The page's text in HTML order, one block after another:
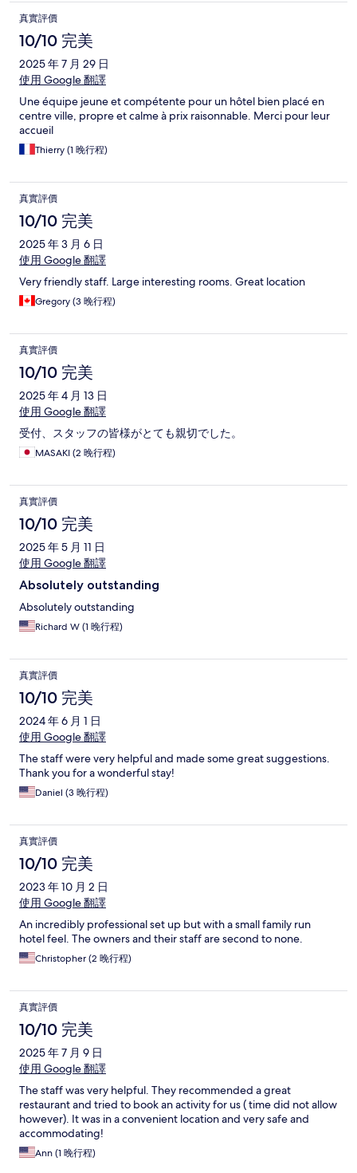
真實評價
10/10 完美
2025 年 7 月 29 日
使用 Google 翻譯
Une équipe jeune et compétente pour un hôtel bien placé en
centre ville, propre et calme à prix raisonnable. Merci pour leur
accueil
Thierry (1 晚行程)
真實評價
10/10 完美
2025 年 3 月 6 日
使用 Google 翻譯
Very friendly staff. Large interesting rooms. Great location
Gregory (3 晚行程)
真實評價
10/10 完美
2025 年 4 月 13 日
使用 Google 翻譯
受付、スタッフの皆様がとても親切でした。
MASAKI (2 晚行程)
真實評價
10/10 完美
2025 年 5 月 11 日
使用 Google 翻譯
Absolutely outstanding
Absolutely outstanding
Richard W (1 晚行程)
真實評價
10/10 完美
2024 年 6 月 1 日
使用 Google 翻譯
The staff were very helpful and made some great suggestions.
Thank you for a wonderful stay!
Daniel (3 晚行程)
真實評價
10/10 完美
2023 年 10 月 2 日
使用 Google 翻譯
An incredibly professional set up but with a small family run
hotel feel. The owners and their staff are second to none.
Christopher (2 晚行程)
真實評價
10/10 完美
2025 年 7 月 9 日
使用 Google 翻譯
The staff was very helpful. They recommended a great
restaurant and tried to book an activity for us ( time did not allow
however). It was in a convenient location and very safe and
accommodating!
Ann (1 晚行程)